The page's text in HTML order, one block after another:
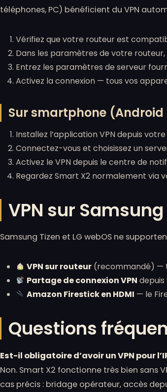
téléphones, PC) bénéficient du VPN
Vérifiez que votre routeur est
Dans les paramètres de votre routeur,
Entrez les paramètres de serveur
Activez la connexion — tous vos
Sur smartphone (Android
Installez l’application VPN depuis
Connectez-vous et choisissez un
Activez le VPN depuis le centre de
Regardez Smart X2 normalement via
VPN sur
Samsung Tizen et LG webOS ne
VPN sur routeur (recommandé) —
Partage de connexion VPN
Amazon Firestick en HDMI — le
Questions
Est-il obligatoire d’avoir un VPN pour
Non. Smart X2 fonctionne très bien sans
cas précis : bridage opérateur, accès